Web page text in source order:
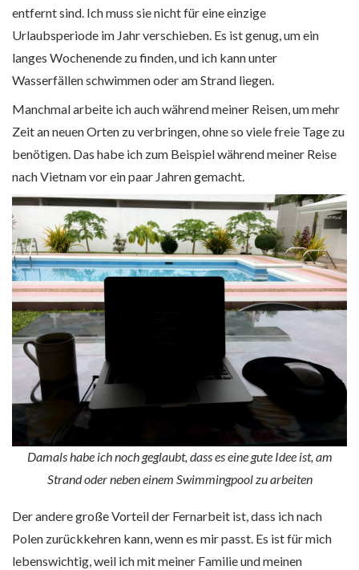
entfernt sind. Ich muss sie nicht für eine einzige
Urlaubsperiode im Jahr verschieben. Es ist genug, um ein
langes Wochenende zu finden, und ich kann unter
Wasserfällen schwimmen oder am Strand liegen.
Manchmal arbeite ich auch während meiner Reisen, um mehr
Zeit an neuen Orten zu verbringen, ohne so viele freie Tage zu
benötigen. Das habe ich zum Beispiel während meiner Reise
nach Vietnam vor ein paar Jahren gemacht.
Damals habe ich noch geglaubt, dass es eine gute Idee ist, am
Strand oder neben einem Swimmingpool zu arbeiten
Der andere große Vorteil der Fernarbeit ist, dass ich nach
Polen zurückkehren kann, wenn es mir passt. Es ist für mich
lebenswichtig, weil ich mit meiner Familie und meinen